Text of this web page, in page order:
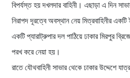
বিপর্যস্ত হয় দখলদার বাহিনী। এছাড়া এ দিন
নিরাপদ দূরত্বে অবস্থান নেয় মিত্রবাহিনীর
একটি প্যারাট্রুপার দল পাঠিয়ে ঢাকার মিরপুর
পরখ করে নেয়া হয়।
রাতে যৌথবাহিনী সাভার থেকে ঢাকার উদ্দেশে